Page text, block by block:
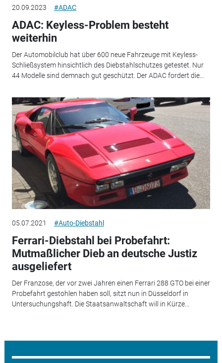
20.09.2023 #ADAC
ADAC: Keyless-Problem besteht
weiterhin
Der Automobilclub hat über 600 neue Fahrzeuge mit Keyless-
Schließsystem hinsichtlich des Diebstahlschutzes getestet. Nur
44 Modelle sind demnach gut geschützt. Der ADAC fordert die...
05.07.2021 #Auto-Diebstahl
Ferrari-Diebstahl bei Probefahrt:
Mutmaßlicher Dieb an deutsche Justiz
ausgeliefert
Der Franzose, der vor zwei Jahren einen Ferrari 288 GTO bei einer
Probefahrt gestohlen haben soll, sitzt nun in Düsseldorf in
Untersuchungshaft. Die Staatsanwaltschaft will in Kürze...